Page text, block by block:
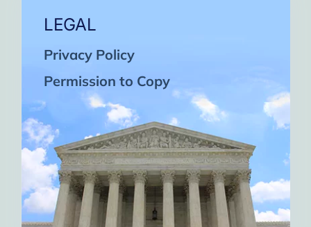
LEGAL
Privacy Policy
Permission to Copy